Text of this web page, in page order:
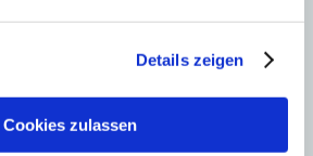
Details zeigen
Cookies zulassen
PONSA | Andrin Vögeli
Informationen und Daten, die uns vom